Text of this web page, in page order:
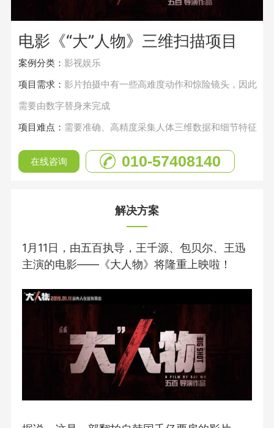
电影《“大”人物》三维扫描项目
案例分类：影视娱乐
项目需求：影片拍摄中有一些高难度动作和惊险镜头，因此
需要由数字替身来完成
项目难点： 需要准确、高精度采集人体三维数据和细节特征
在线咨询 010-57408140
解决方案
1月11日，由五百执导，王千源、包贝尔、王迅
主演的电影——《大人物》将隆重上映啦！